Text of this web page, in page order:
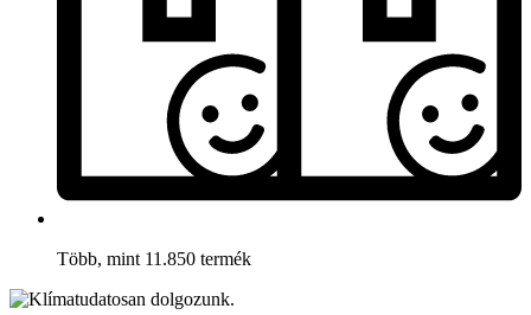
Több, mint 11.850 termék